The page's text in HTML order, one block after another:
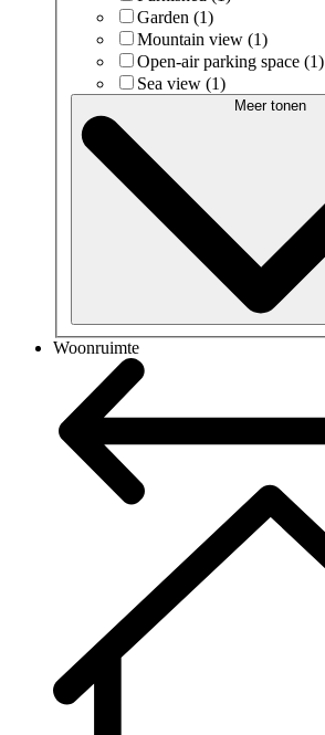
Garden (1)
Mountain view (1)
Open-air parking space (1)
Sea view (1)
Meer tonen
Woonruimte